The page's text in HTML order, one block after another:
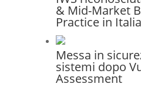
& Mid-Market
Practice in Italia
Messa in
sistemi dopo
Assessment